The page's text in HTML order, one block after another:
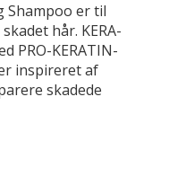
Shampoo er til
hår. KERA-
PRO-KERATIN-
inspireret af
skadede